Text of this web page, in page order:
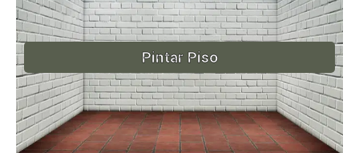
Pintar Piso